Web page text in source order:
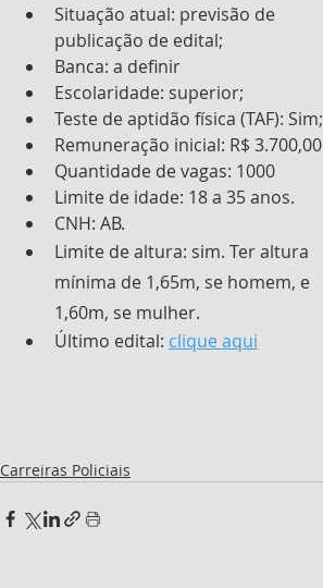
Situação atual: previsão de
publicação de edital;
Banca: a definir
Escolaridade: superior;
Teste de aptidão física (TAF): Sim;
Remuneração inicial: R$ 3.700,00
Quantidade de vagas: 1000
Limite de idade: 18 a 35 anos.
CNH: AB.
Limite de altura: sim. Ter altura
mínima de 1,65m, se homem, e
1,60m, se mulher.
Último edital: clique aqui
Carreiras Policiais